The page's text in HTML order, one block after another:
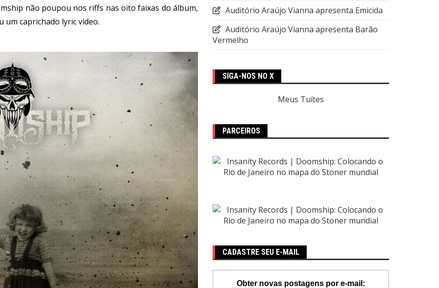
não poupou nos riffs nas oito faixas do álbum,
um caprichado lyric video.
Auditório Araújo Vianna apresenta Emicida
Auditório Araújo Vianna apresenta Barão
Vermelho
SIGA-NOS NO X
Meus Tuítes
PARCEIROS
CADASTRE SEU E-MAIL
Obter novas postagens por e-mail: